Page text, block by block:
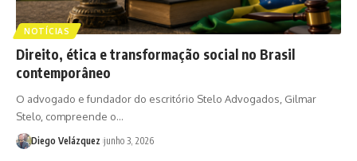
NOTÍCIAS
Direito, ética e transformação social no Brasil
contemporâneo
O advogado e fundador do escritório Stelo Advogados, Gilmar
Stelo, compreende o…
Diego Velázquez junho 3, 2026